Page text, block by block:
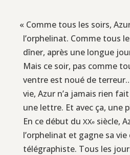
« Comme tous les soirs,
l’orphelinat. Comme tous
dîner, après une longue
Mais ce soir, pas comme
ventre est noué de
vie, Azur n’a jamais rien
une lettre. Et avec ça, une
En ce début du XXesiècle,
l’orphelinat et gagne sa
télégraphiste. Tous les